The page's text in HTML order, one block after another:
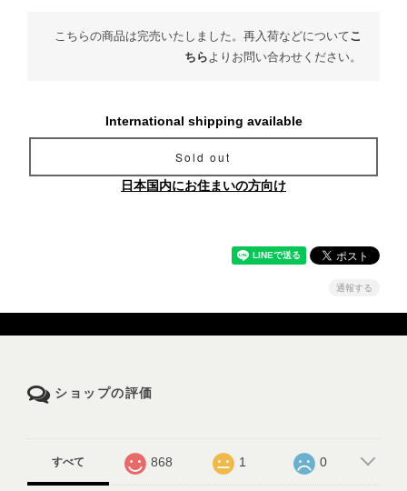
こちらの商品は完売いたしました。再入荷などについてこ
ちらよりお問い合わせください。
International shipping available
Sold out
日本国内にお住まいの方向け
通報する
ショップの評価
すべて 868 1 0